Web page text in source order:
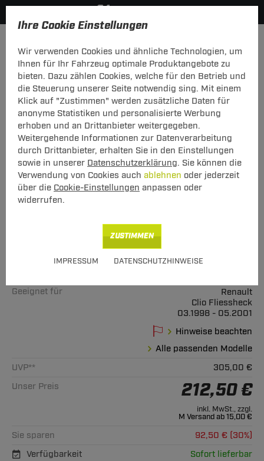
Ihre Cookie Einstellungen
Wir verwenden Cookies und ähnliche Technologien, um
Ihnen für Ihr Fahrzeug optimale Produktangebote zu
bieten. Dazu zählen Cookies, welche für den Betrieb und
die Steuerung unserer Seite notwendig sing. Mit einem
Klick auf "Zustimmen" werden zusätzliche Daten für
anonyme Statistiken und personalisierte Werbung
erhoben und an Drittanbieter weitergegeben.
Weitergehende Informationen zur Datenverarbeitung
durch Drittanbieter, erhalten Sie in den Einstellungen
sowie in unserer Datenschutzerklärung. Sie können die
Verwendung von Cookies auch ablehnen oder jederzeit
über die Cookie-Einstellungen anpassen oder
widerrufen.
IMPRESSUM DATENSCHUTZHINWEISE
ZUSTIMMEN
Hier geht's zur Fahrzeugübersicht: Renault Clio Fliessheck
Set: Anhängerkupplung starr Auto Hak
+ Elektrosatz 7-pol TowTec Renault Clio
Fliessheck 03.1998 - 05.2001
starres, geschraubtes System mit uni
Elektrosatz
Geeignet für
Renault
Clio Fliessheck
03.1998 - 05.2001
Hinweise beachten
Alle passenden Modelle
UVP**
305,00 €
Unser Preis
212,50 €
inkl. MwSt., zzgl.
M Versand ab 15,00 €
Sie sparen
92,50 € (30%)
Verfügbarkeit
Sofort lieferbar